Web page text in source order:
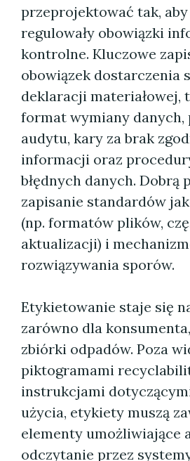
przeprojektować tak,
regulowały obowiązki
kontrolne. Kluczowe
obowiązek dostarczenia
deklaracji materiałowej,
format wymiany danych,
audytu, kary za brak
informacji oraz
błędnych danych. Dobrą
zapisanie standardów
(np. formatów plików,
aktualizacji) i
rozwiązywania sporów.
Etykietowanie staje się
zarówno dla
zbiórki odpadów. Poza
piktogramami
instrukcjami
użycia, etykiety muszą
elementy umożliwiające
odczytanie przez